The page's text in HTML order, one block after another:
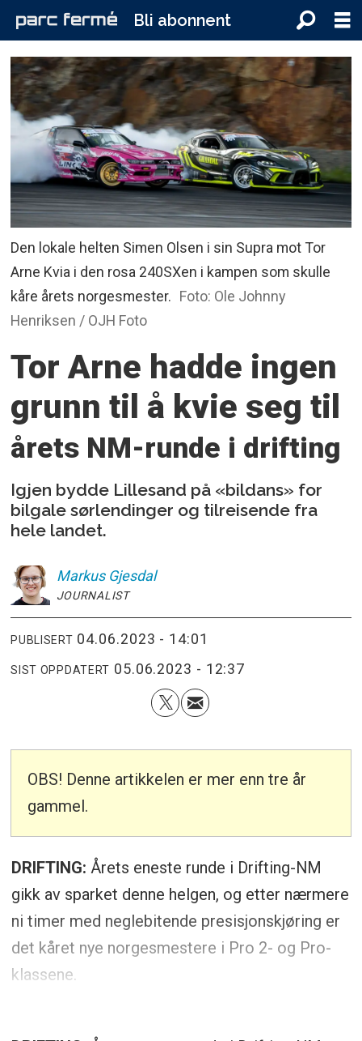
Bli abonnent
Den lokale helten Simen Olsen i sin Supra mot Tor
Arne Kvia i den rosa 240SXen i kampen som skulle
kåre årets norgesmester. Foto: Ole Johnny
Henriksen / OJH Foto
Tor Arne hadde ingen
grunn til å kvie seg til
årets NM-runde i drifting
Igjen bydde Lillesand på «bildans» for
bilgale sørlendinger og tilreisende fra
hele landet.
Markus Gjesdal
JOURNALIST
PUBLISERT 04.06.2023 - 14:01
SIST OPPDATERT 05.06.2023 - 12:37
OBS! Denne artikkelen er mer enn tre år
gammel.
DRIFTING: Årets eneste runde i Drifting-NM
gikk av sparket denne helgen, og etter nærmere
ni timer med neglebitende presisjonskjøring er
det kåret nye norgesmestere i Pro 2- og Pro-
klassene.